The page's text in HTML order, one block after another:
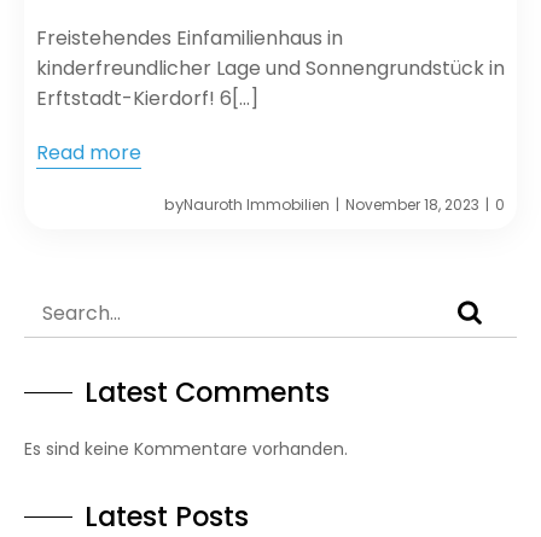
Freistehendes Einfamilienhaus in
kinderfreundlicher Lage und Sonnengrundstück in
Erftstadt-Kierdorf! 6[…]
Read more
byNauroth Immobilien | November 18, 2023 | 0
Latest Comments
Es sind keine Kommentare vorhanden.
Latest Posts